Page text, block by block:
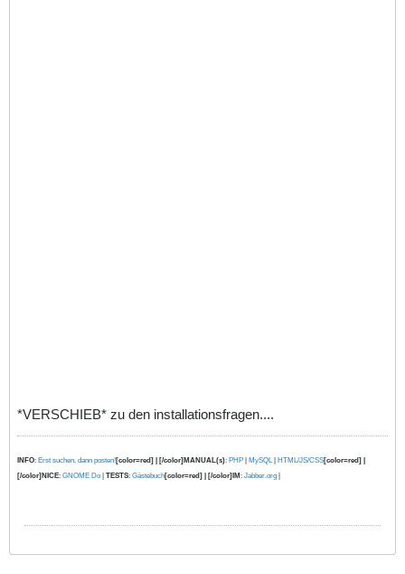
*VERSCHIEB* zu den installationsfragen....
INFO: Erst suchen, dann posten![color=red] | [/color]MANUAL(s): PHP | MySQL | HTML/JS/CSS[color=red] |
[/color]NICE: GNOME Do | TESTS: Gästebuch[color=red] | [/color]IM: Jabber.org |